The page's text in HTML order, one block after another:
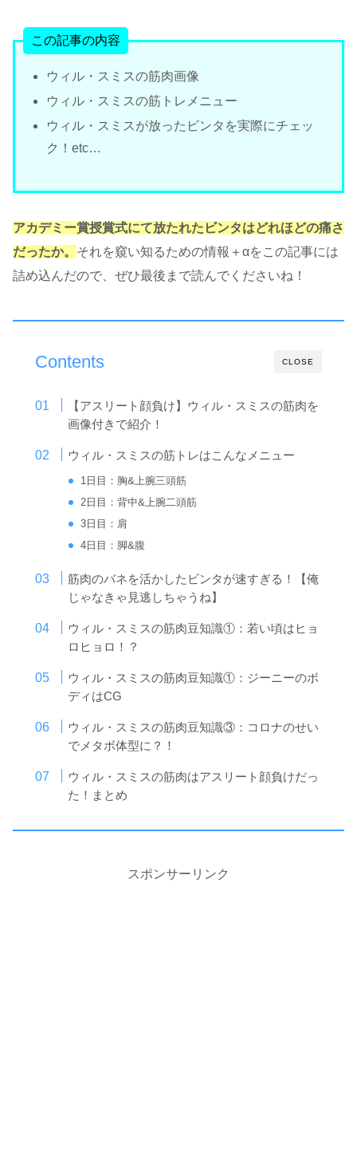
この記事の内容
ウィル・スミスの筋肉画像
ウィル・スミスの筋トレメニュー
ウィル・スミスが放ったビンタを実際にチェッ
ク！etc…
アカデミー賞授賞式にて放たれたビンタはどれほどの痛さ
だったか。 それを窺い知るための情報＋αをこの記事には
詰め込んだので、ぜひ最後まで読んでくださいね！
CLOSE
Contents
【アスリート顔負け】ウィル・スミスの筋肉を
画像付きで紹介！
ウィル・スミスの筋トレはこんなメニュー
1日目：胸&上腕三頭筋
2日目：背中&上腕二頭筋
3日目：肩
4日目：脚&腹
筋肉のバネを活かしたビンタが速すぎる！【俺
じゃなきゃ見逃しちゃうね】
ウィル・スミスの筋肉豆知識①：若い頃はヒョ
ロヒョロ！？
ウィル・スミスの筋肉豆知識①：ジーニーのボ
ディはCG
ウィル・スミスの筋肉豆知識③：コロナのせい
でメタボ体型に？！
ウィル・スミスの筋肉はアスリート顔負けだっ
た！まとめ
スポンサーリンク